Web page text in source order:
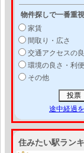
物件探しで一番重
家賃
間取り・広さ
交通アクセスの
環境の良さ・利
その他
途中経過
住みたい駅ラン